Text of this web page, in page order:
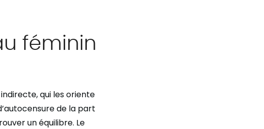
féminin
qui les oriente
de la part
un équilibre. Le